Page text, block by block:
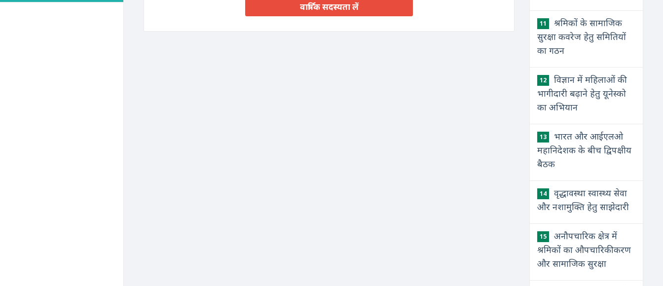
वार्षिक सदस्यता लें
11
श्रमिकों के सामाजिक
सुरक्षा कवरेज हेतु समितियों
का गठन
12
विज्ञान में महिलाओं की
भागीदारी बढ़ाने हेतु यूनेस्को
का अभियान
13
भारत और आईएलओ
महानिदेशक के बीच द्विपक्षीय
बैठक
14
वृद्धावस्था स्वास्थ्य सेवा
और नशामुक्ति हेतु साझेदारी
15
अनौपचारिक क्षेत्र में
श्रमिकों का औपचारिकीकरण
और सामाजिक सुरक्षा